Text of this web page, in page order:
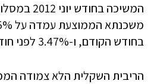
המשיכה
בחודש הקודם, ו-3.47% לפני חודשיים.
הריבית השקלית הלא צמודה